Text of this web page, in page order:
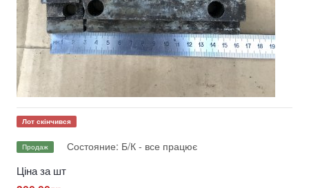
Лот скінчився
Продаж Состояние: Б/К - все працює
Ціна за шт